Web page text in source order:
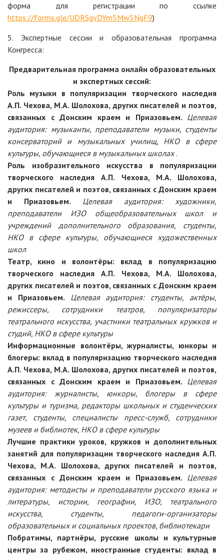
форма для регистрации по ссылке
https://forms.gle/UDRSgvDYm5Mw5NgF9)
5. Экспертные сессии и образовательная программа
Конгресса:
Предварительная программа онлайн образовательных
и экспертных сессий:
Роль музыки в популяризации творческого наследия
А.П. Чехова, М.А. Шолохова, других писателей и поэтов,
связанных с Донским краем и Приазовьем. Целевая
аудитория: музыканты, преподаватели музыки, студенты
консерваторий и музыкальных училищ, НКО в сфере
культуры, обучающиеся в музыкальных школах.
Роль изобразительного искусства в популяризации
творческого наследия А.П. Чехова, М.А. Шолохова,
других писателей и поэтов, связанных с Донским краем
и Приазовьем. Целевая аудитория:
художники,
преподаватели ИЗО общеобразовательных школ и
учреждений дополнительного образования, студенты,
НКО в сфере культуры, обучающиеся художественных
школ
Театр, кино и волонтёры: вклад в популяризацию
творческого наследия А.П. Чехова, М.А. Шолохова,
других писателей и поэтов, связанных с Донским краем
и Приазовьем. Целевая аудитория:
студенты, актёры,
режиссеры, сотрудники театров, популяризаторы
театрального искусства, участники театральных кружков и
студий, НКО в сфере культуры
Информационные волонтёры, журналисты, юнкоры и
блогеры: вклад в популяризацию творческого наследия
А.П. Чехова, М.А. Шолохова, других писателей и поэтов,
связанных с Донским краем и Приазовьем. Целевая
аудитория:
журналисты, юнкоры, блогеры в сфере
культуры и туризма, редакторы школьных и студенческих
газет, студенты, специалисты пресс-служб, сотрудники
музеев и библиотек, НКО в сфере культуры
Лучшие практики уроков, кружков и дополнительных
занятий для популяризации творческого наследия А.П.
Чехова, М.А. Шолохова, других писателей и поэтов,
связанных с Донским краем и Приазовьем. Целевая
аудитория: методисты и преподаватели русского языка и
литературы, истории, географии, ИЗО, театрального
искусства, студенты, педагоги-организаторы
образовательных и социальных проектов, библиотекари
Побратимы, партнёры, русские школы и культурные
центры за рубежом, иностранные студенты: вклад в